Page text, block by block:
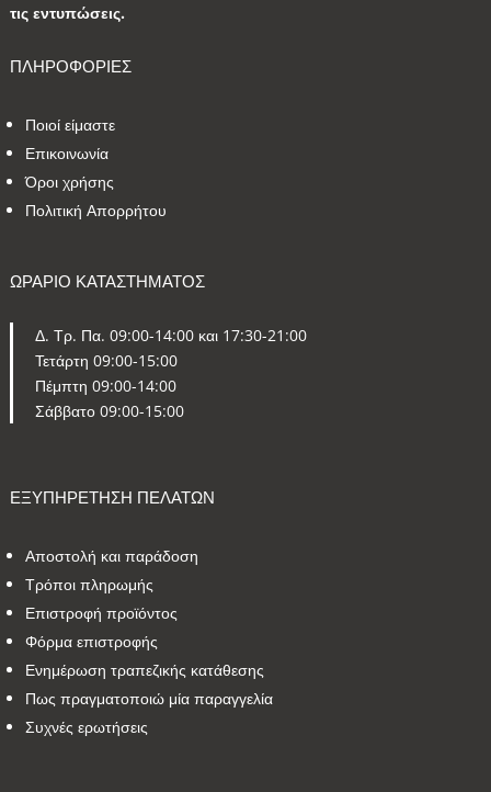
τις εντυπώσεις.
ΠΛΗΡΟΦΟΡΙΕΣ
Ποιοί είμαστε
Επικοινωνία
Όροι χρήσης
Πολιτική Απορρήτου
ΩΡΑΡΙΟ ΚΑΤΑΣΤΗΜΑΤΟΣ
Δ. Τρ. Πα. 09:00-14:00 και 17:30-21:00
Τετάρτη 09:00-15:00
Πέμπτη 09:00-14:00
Σάββατο 09:00-15:00
ΕΞΥΠΗΡΕΤΗΣΗ ΠΕΛΑΤΩΝ
Αποστολή και παράδοση
Τρόποι πληρωμής
Επιστροφή προϊόντος
Φόρμα επιστροφής
Ενημέρωση τραπεζικής κατάθεσης
Πως πραγματοποιώ μία παραγγελία
Συχνές ερωτήσεις